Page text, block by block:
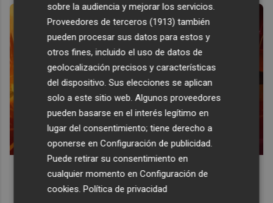
Un verdadero MMORPG de la vieja escuela ¡Cómo los de
sobre la audiencia y mejorar los servicios.
Proveedores de terceros (1913) también
pueden procesar sus datos para estos y
otros fines, incluido el uso de datos de
geolocalización precisos y características
del dispositivo. Sus elecciones se aplican
solo a este sitio web. Algunos proveedores
pueden basarse en el interés legítimo en
lugar del consentimiento; tiene derecho a
oponerse enConfiguración de publicidad
Puede retirar su consentimiento en
cualquier momento enConfiguración de
cookies .Política de privacidad